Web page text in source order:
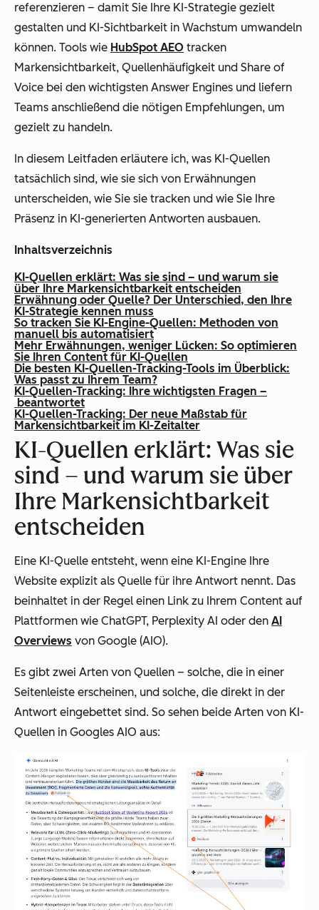
referenzieren – damit Sie Ihre KI-Strategie gezielt
gestalten und KI-Sichtbarkeit in Wachstum umwandeln
können. Tools wie HubSpot AEO tracken
Markensichtbarkeit, Quellenhäufigkeit und Share of
Voice bei den wichtigsten Answer Engines und liefern
Teams anschließend die nötigen Empfehlungen, um
gezielt zu handeln.
In diesem Leitfaden erläutere ich, was KI-Quellen
tatsächlich sind, wie sie sich von Erwähnungen
unterscheiden, wie Sie sie tracken und wie Sie Ihre
Präsenz in KI-generierten Antworten ausbauen.
Inhaltsverzeichnis
KI-Quellen erklärt: Was sie sind – und warum sie
über Ihre Markensichtbarkeit entscheiden
Erwähnung oder Quelle? Der Unterschied, den Ihre
KI-Strategie kennen muss
So tracken Sie KI-Engine-Quellen: Methoden von
manuell bis automatisiert
Mehr Erwähnungen, weniger Lücken: So optimieren
Sie Ihren Content für KI-Quellen
Die besten KI-Quellen-Tracking-Tools im Überblick:
Was passt zu Ihrem Team?
KI-Quellen-Tracking: Ihre wichtigsten Fragen –
beantwortet
KI-Quellen-Tracking: Der neue Maßstab für
Markensichtbarkeit im KI-Zeitalter
KI-Quellen erklärt: Was sie
sind – und warum sie über
Ihre Markensichtbarkeit
entscheiden
Eine KI-Quelle entsteht, wenn eine KI-Engine Ihre
Website explizit als Quelle für ihre Antwort nennt. Das
beinhaltet in der Regel einen Link zu Ihrem Content auf
Plattformen wie ChatGPT, Perplexity AI oder den AI
Overviews von Google (AIO).
Es gibt zwei Arten von Quellen – solche, die in einer
Seitenleiste erscheinen, und solche, die direkt in der
Antwort eingebettet sind. So sehen beide Arten von KI-
Quellen in Googles AIO aus: